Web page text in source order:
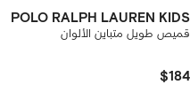
POLO RALPH LAUREN KIDS
قميص طويل متباين الألوان
$184